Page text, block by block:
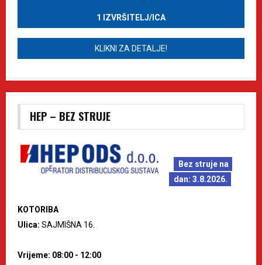
1 IZVRŠITELJ/ICA
KLIKNI ZA DETALJE!
HEP – BEZ STRUJE
Bez struje na
dan: 3.8.2026.
KOTORIBA
Ulica: SAJMIŠNA 16.
Vrijeme: 08:00 - 12:00